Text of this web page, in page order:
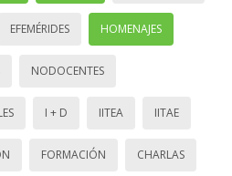
EFEMÉRIDES HOMENAJES
NODOCENTES
I + D IITEA IITAE
FORMACIÓN CHARLAS